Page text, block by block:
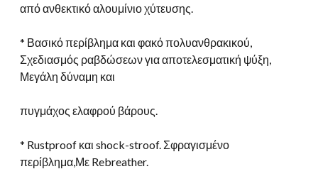
από ανθεκτικό αλουμίνιο χύτευσης.
* Βασικό περίβλημα και φακό πολυανθρακικού,
Σχεδιασμός ραβδώσεων για αποτελεσματική ψύξη,
Μεγάλη δύναμη και
πυγμάχος ελαφρού βάρους.
* Rustproof και shock-stroof. Σφραγισμένο
περίβλημα,Με Rebreather.